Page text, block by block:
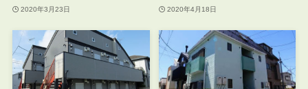
2020年3月23日 2020年4月18日